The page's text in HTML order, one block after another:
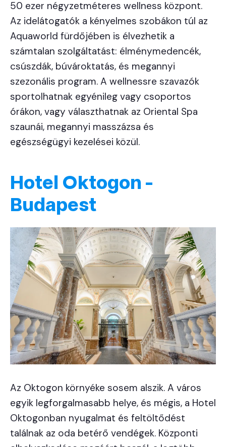
50 ezer négyzetméteres wellness központ.
Az idelátogatók a kényelmes szobákon túl az
Aquaworld fürdőjében is élvezhetik a
számtalan szolgáltatást: élménymedencék,
csúszdák, búvároktatás, és megannyi
szezonális program. A wellnessre szavazók
sportolhatnak egyénileg vagy csoportos
órákon, vagy választhatnak az Oriental Spa
szaunái, megannyi masszázsa és
egészségügyi kezelései közül.
Hotel Oktogon -
Budapest
Az Oktogon környéke sosem alszik. A város
egyik legforgalmasabb helye, és mégis, a Hotel
Oktogonban nyugalmat és feltöltődést
találnak az oda betérő vendégek. Központi